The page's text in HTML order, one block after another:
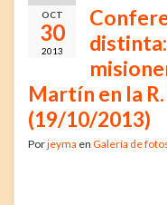
OCT
30
2013
Martín en la
(19/10/2013)
Porjeyma en Galería de